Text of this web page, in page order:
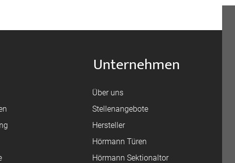
Unternehmen
Über uns
Stellenangebote
Hersteller
Hörmann Türen
Hörmann Sektionaltor